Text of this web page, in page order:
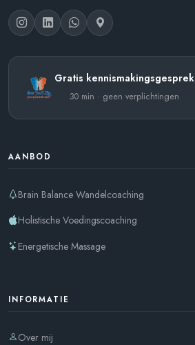
Gratis kennismakingsgesprek
30 min · geen verplichtingen
AANBOD
Brain Balance Wandelcoaching
Holistische Voedingscoaching
Energetische Massage
INFORMATIE
Over mij